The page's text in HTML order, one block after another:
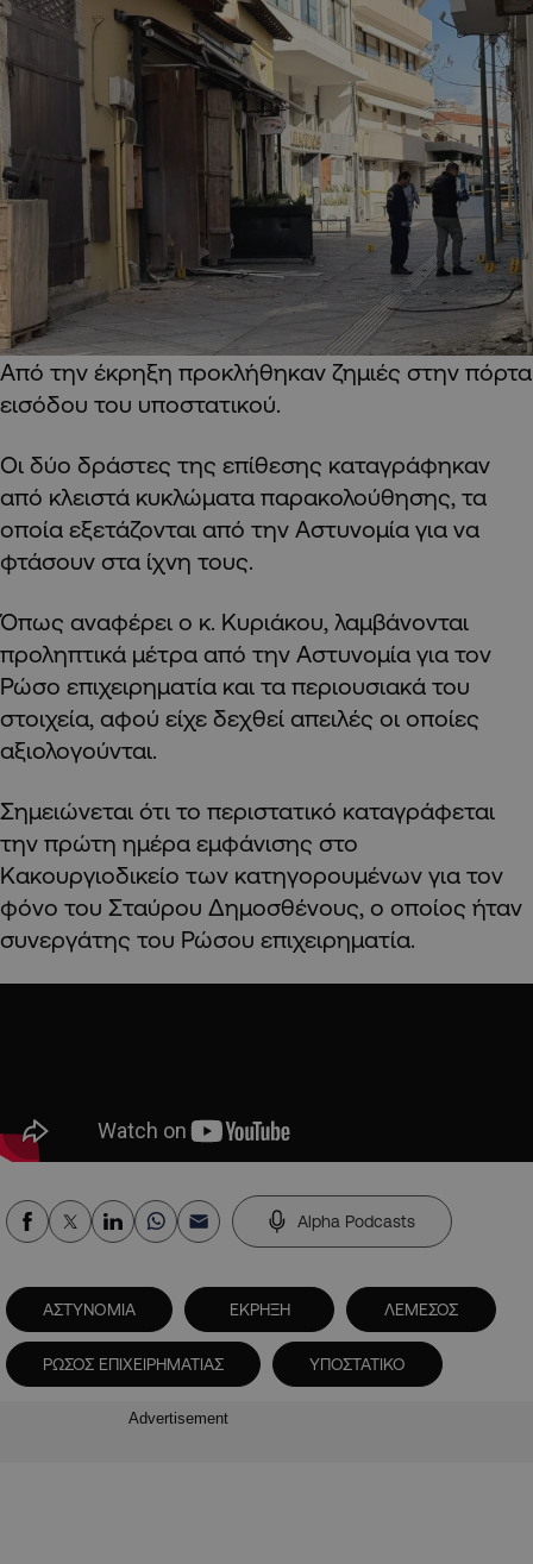
Από την έκρηξη προκλήθηκαν ζημιές στην πόρτα
εισόδου του υποστατικού.
Οι δύο δράστες της επίθεσης καταγράφηκαν
από κλειστά κυκλώματα παρακολούθησης, τα
οποία εξετάζονται από την Αστυνομία για να
φτάσουν στα ίχνη τους.
Όπως αναφέρει ο κ. Κυριάκου, λαμβάνονται
προληπτικά μέτρα από την Αστυνομία για τον
Ρώσο επιχειρηματία και τα περιουσιακά του
στοιχεία, αφού είχε δεχθεί απειλές οι οποίες
αξιολογούνται.
Σημειώνεται ότι το περιστατικό καταγράφεται
την πρώτη ημέρα εμφάνισης στο
Κακουργιοδικείο των κατηγορουμένων για τον
φόνο του Σταύρου Δημοσθένους, ο οποίος ήταν
συνεργάτης του Ρώσου επιχειρηματία.
Alpha Podcasts
ΑΣΤΥΝΟΜΙΑ ΕΚΡΗΞΗ ΛΕΜΕΣΟΣ
ΡΩΣΟΣ ΕΠΙΧΕΙΡΗΜΑΤΙΑΣ ΥΠΟΣΤΑΤΙΚΟ
Advertisement